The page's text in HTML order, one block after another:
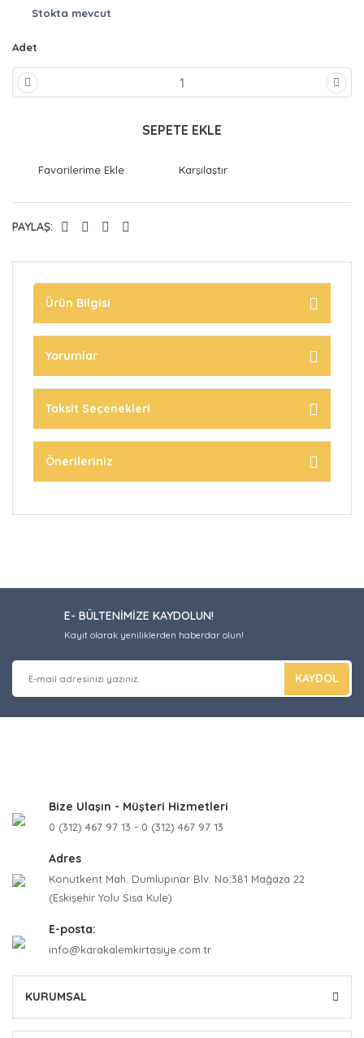
Stokta mevcut
Adet
SEPETE EKLE
Karşılaştır
PAYLAŞ:
Ürün Bilgisi
Yorumlar
Taksit Seçenekleri
Önerileriniz
E- BÜLTENİMİZE KAYDOLUN!
Kayıt olarak yeniliklerden haberdar olun!
KAYDOL
Bize Ulaşın - Müşteri Hizmetleri
0 (312) 467 97 13 - 0 (312) 467 97 13
Adres
Konutkent Mah. Dumlupınar Blv. No:381 Mağaza 22
(Eskişehir Yolu Sisa Kule)
E-posta:
info@karakalemkirtasiye.com.tr
KURUMSAL